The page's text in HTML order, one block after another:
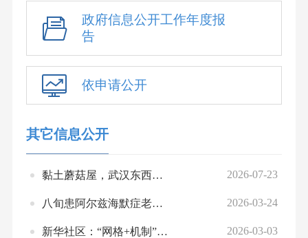
政府信息公开工作年度报
告
依申请公开
其它信息公开
黏土蘑菇屋，武汉东西湖小朋友们邂逅夏日童话 2026-07-23
八旬患阿尔兹海默症老人走失8小时，东西湖走马岭上演“暖心接力” 2026-03-24
新华社区：“网格+机制”全链条守护 让困境儿童关爱“不断线” 2026-03-03